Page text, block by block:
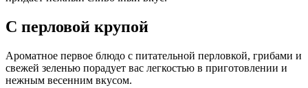
С перловой крупой
Ароматное первое блюдо с питательной перловкой, грибами и
свежей зеленью порадует вас легкостью в приготовлении и
нежным весенним вкусом.